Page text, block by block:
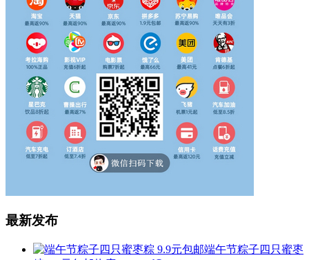
最新发布
端午节粽子四只蜜枣